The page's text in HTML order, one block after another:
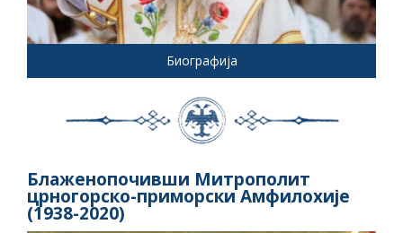
Биографија
Блаженопочивши Митрополит
црногорско-приморски Амфилохије
(1938-2020)